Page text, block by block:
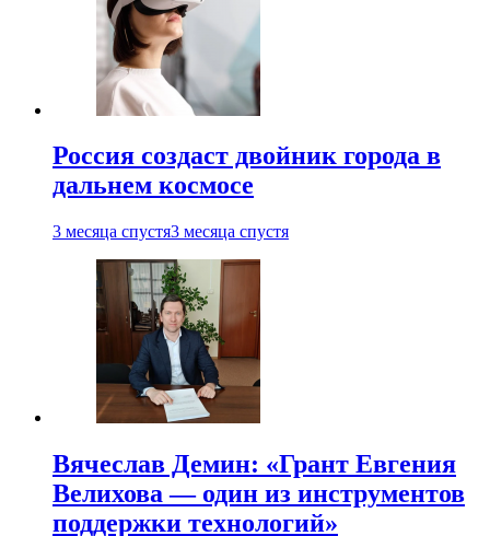
Россия создаст двойник города в
дальнем космосе
3 месяца спустя3 месяца спустя
Вячеслав Демин: «Грант Евгения
Велихова — один из инструментов
поддержки технологий»